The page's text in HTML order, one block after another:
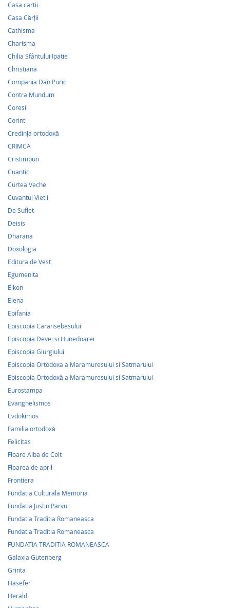
Casa cartii
Casa Cărții
Cathisma
Charisma
Chilia Sfântului Ipatie
Christiana
Compania Dan Puric
Contra Mundum
Coresi
Corint
Credinţa ortodoxă
CRIMCA
Cristimpuri
Cuantic
Curtea Veche
Cuvantul Vietii
De Suflet
Deisis
Dharana
Doxologia
Editura de Vest
Egumenita
Eikon
Elena
Epifania
Episcopia Caransebesului
Episcopia Devei si Hunedoarei
Episcopia Giurgiului
Episcopia Ortodoxa a Maramuresului si Satmarului
Episcopia Ortodoxă a Maramuresului si Satmarului
Eurostampa
Evanghelismos
Evdokimos
Familia ortodoxă
Felicitas
Floare Alba de Colt
Floarea de april
Frontiera
Fundatia Culturala Memoria
Fundatia Justin Parvu
Fundatia Traditia Romaneasca
Fundatia Traditia Romaneasca
FUNDATIA TRADITIA ROMANEASCA
Galaxia Gutenberg
Grinta
Hasefer
Herald